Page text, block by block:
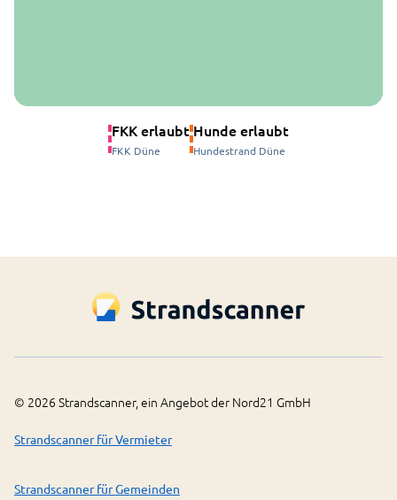
FKK erlaubt
FKK Düne
Hunde erlaubt
Hundestrand Düne
© 2026 Strandscanner, ein Angebot der Nord21 GmbH
Strandscanner für Vermieter
Strandscanner für Gemeinden